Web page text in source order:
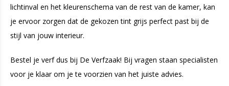
lichtinval en het kleurenschema van de rest van de kamer, kan
je ervoor zorgen dat de gekozen tint grijs perfect past bij de
stijl van jouw interieur.
Bestel je verf dus bij De Verfzaak! Bij vragen staan specialisten
voor je klaar om je te voorzien van het juiste advies.